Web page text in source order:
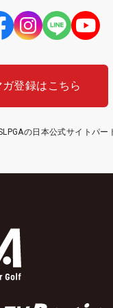
ガ登録はこちら
の日本公式サイトパー